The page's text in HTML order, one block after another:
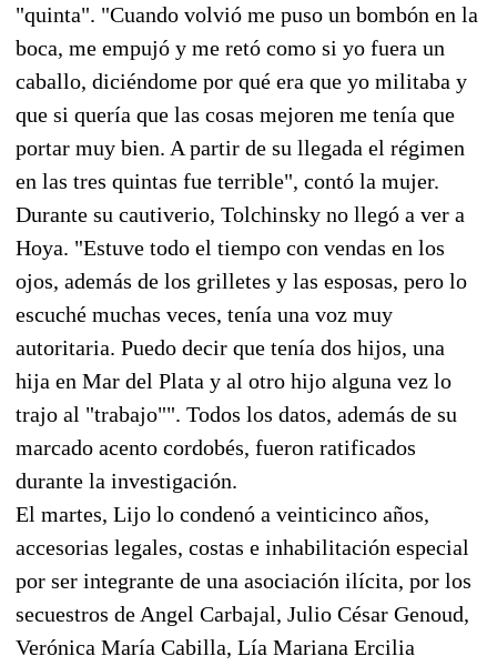
"quinta". "Cuando volvió me puso un bombón en la
boca, me empujó y me retó como si yo fuera un
caballo, diciéndome por qué era que yo militaba y
que si quería que las cosas mejoren me tenía que
portar muy bien. A partir de su llegada el régimen
en las tres quintas fue terrible", contó la mujer.
Durante su cautiverio, Tolchinsky no llegó a ver a
Hoya. "Estuve todo el tiempo con vendas en los
ojos, además de los grilletes y las esposas, pero lo
escuché muchas veces, tenía una voz muy
autoritaria. Puedo decir que tenía dos hijos, una
hija en Mar del Plata y al otro hijo alguna vez lo
trajo al "trabajo"". Todos los datos, además de su
marcado acento cordobés, fueron ratificados
durante la investigación.
El martes, Lijo lo condenó a veinticinco años,
accesorias legales, costas e inhabilitación especial
por ser integrante de una asociación ilícita, por los
secuestros de Angel Carbajal, Julio César Genoud,
Verónica María Cabilla, Lía Mariana Ercilia